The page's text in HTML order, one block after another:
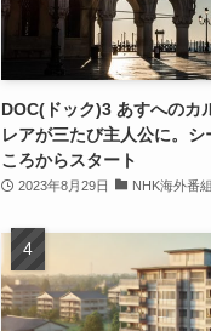
DOC(ドック)3 あすへのカ
レアが三たび主人公に。
ころからスタート
2023年8月29日 NHK海外番組